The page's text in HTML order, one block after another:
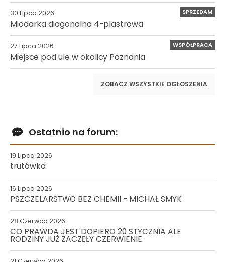
30 Lipca 2026 SPRZEDAM
Miodarka diagonalna 4-plastrowa
27 Lipca 2026 WSPÓŁPRACA
Miejsce pod ule w okolicy Poznania
ZOBACZ WSZYSTKIE OGŁOSZENIA
Ostatnio na forum:
19 Lipca 2026
trutówka
16 Lipca 2026
PSZCZELARSTWO BEZ CHEMII - MICHAŁ SMYK
28 Czerwca 2026
CO PRAWDA JEST DOPIERO 20 STYCZNIA ALE
RODZINY JUŻ ZACZĘŁY CZERWIENIE.